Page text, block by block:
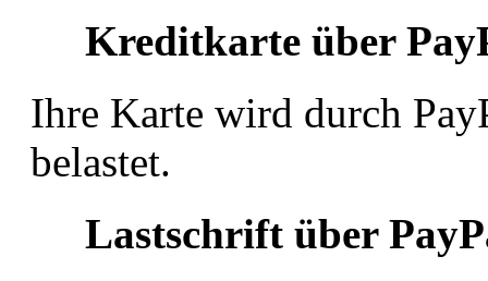
Kreditkarte über
Ihre Karte wird durch
belastet.
Lastschrift über